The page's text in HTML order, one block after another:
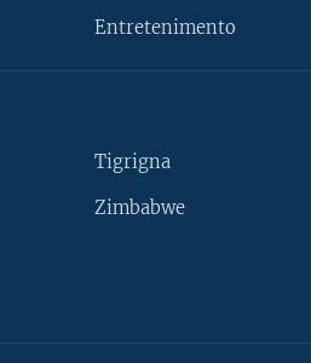
Entretenimento
Tigrigna
Zimbabwe